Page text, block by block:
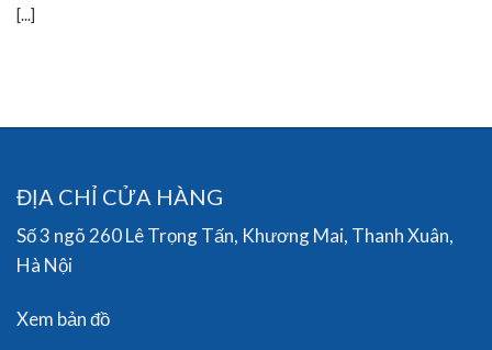
[...]
ĐỊA CHỈ CỬA HÀNG
Số 3 ngõ 260 Lê Trọng Tấn, Khương Mai, Thanh Xuân,
Hà Nội
Xem bản đồ